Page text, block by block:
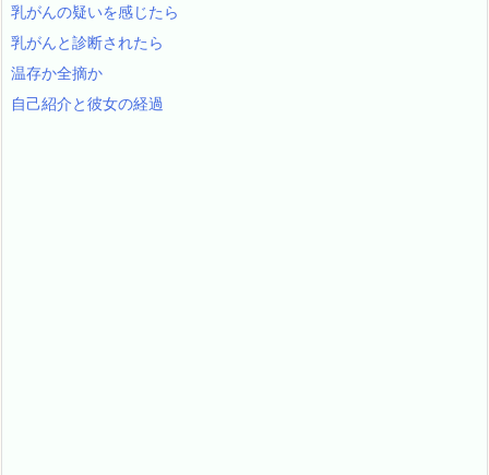
乳がんの疑いを感じたら
乳がんと診断されたら
温存か全摘か
自己紹介と彼女の経過